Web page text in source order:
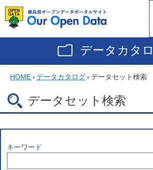
データカタ
HOME› データカタログ› データセット検索
データセット検索
キーワード